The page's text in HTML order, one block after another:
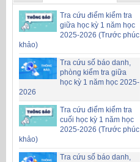
Tra cứu điểm kiểm tra
giữa học kỳ 1 năm học
2025-2026 (Trước phúc
khảo)
Tra cứu số báo danh,
phòng kiểm tra giữa
học kỳ 1 năm học 2025-
2026
Tra cứu điểm kiểm tra
cuối học kỳ 1 năm học
2025-2026 (Trước phúc
khảo)
Tra cứu số báo danh,